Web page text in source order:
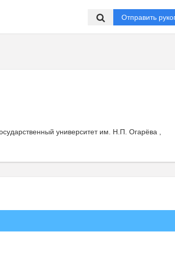
Отправить
университет им. Н.П. Огарёва ,